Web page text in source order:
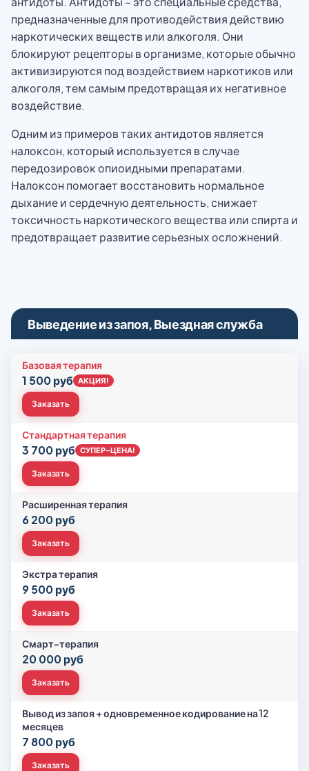
предназначенные для противодействия действию
наркотических веществ или алкоголя. Они
блокируют рецепторы в организме, которые обычно
активизируются под воздействием наркотиков или
алкоголя, тем самым предотвращая их негативное
воздействие.
Одним из примеров таких антидотов является
налоксон, который используется в случае
передозировок опиоидными препаратами.
Налоксон помогает восстановить нормальное
дыхание и сердечную деятельность, снижает
токсичность наркотического вещества или спирта и
предотвращает развитие серьезных осложнений.
Выведение из запоя, Выездная служба
Базовая терапия
1 500 руб АКЦИЯ!
Заказать
Стандартная терапия
3 700 руб СУПЕР-ЦЕНА!
Заказать
Расширенная терапия
6 200 руб
Заказать
Экстра терапия
9 500 руб
Заказать
Смарт-терапия
20 000 руб
Заказать
Вывод из запоя + одновременное кодирование на 12
месяцев
7 800 руб
Заказать